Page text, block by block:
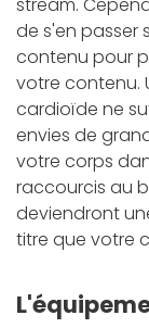
de s'en passer
contenu pour
votre contenu.
cardioïde ne
envies de
votre corps
raccourcis au
deviendront
titre que votre